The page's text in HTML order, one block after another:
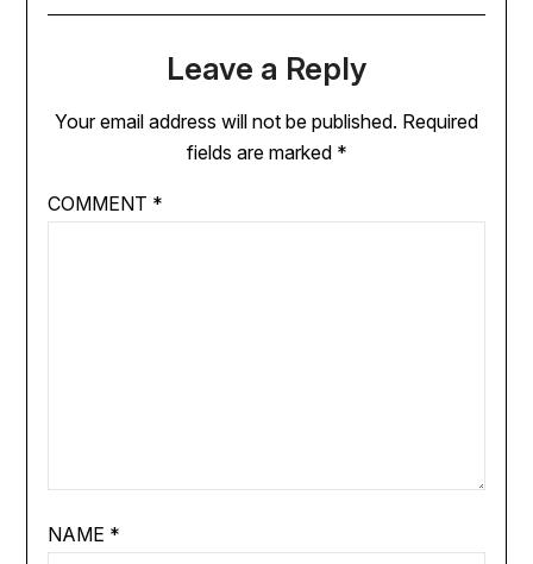
Leave a Reply
Your email address will not be published. Required
fields are marked *
COMMENT *
NAME *